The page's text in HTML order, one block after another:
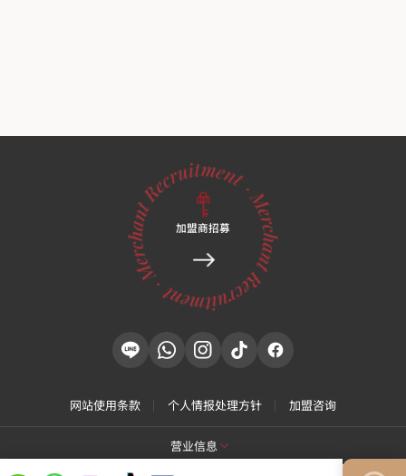
加盟商招募
网站使用条款 个人情报处理方针 加盟咨询
营业信息